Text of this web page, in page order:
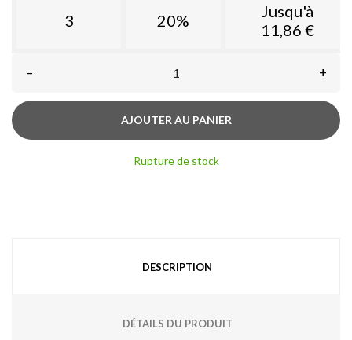
3 20%
Jusqu'à
11,86 €
– +
AJOUTER AU PANIER
Rupture de stock
DESCRIPTION
DÉTAILS DU PRODUIT